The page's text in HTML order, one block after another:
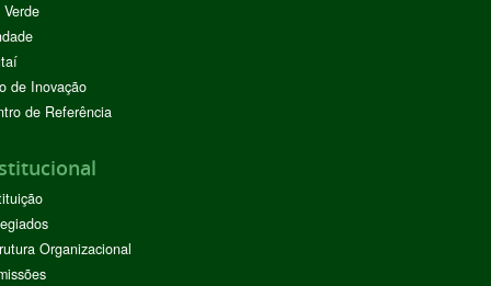
de Inovação
de Referência
Organizacional